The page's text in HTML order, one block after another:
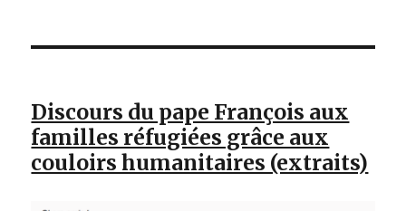
Discours du pape François aux
familles réfugiées grâce aux
couloirs humanitaires (extraits)